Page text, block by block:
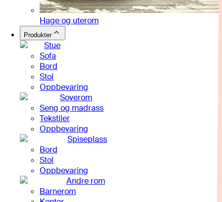
Hage og uterom
Produkter
Stue
Sofa
Bord
Stol
Oppbevaring
Soverom
Seng og madrass
Tekstiler
Oppbevaring
Spiseplass
Bord
Stol
Oppbevaring
Andre rom
Barnerom